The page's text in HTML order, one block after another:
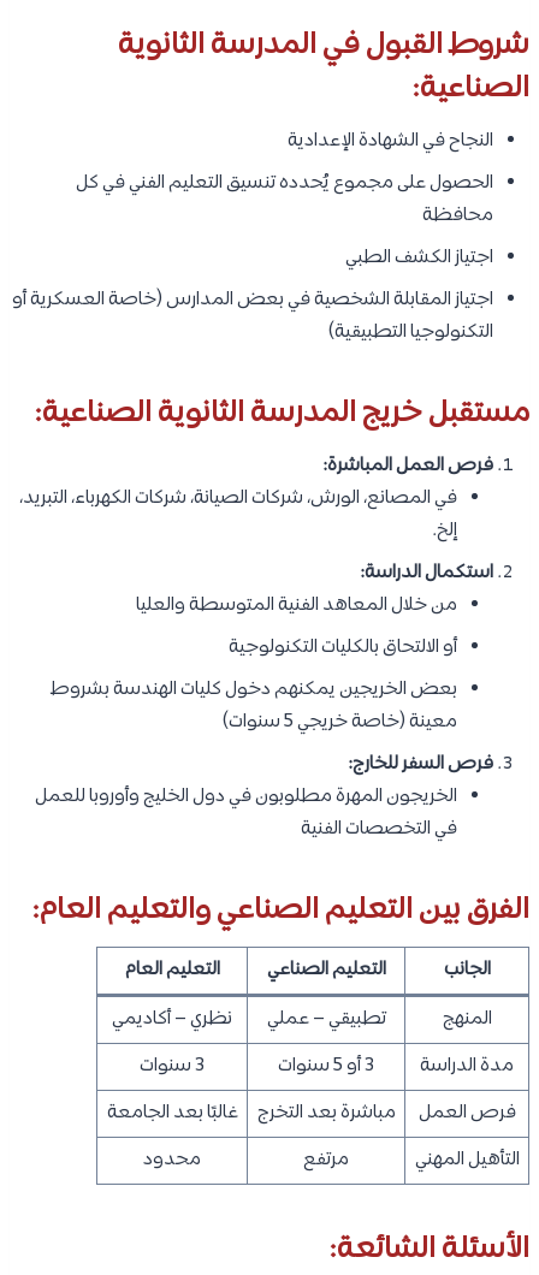
شروط القبول في المدرسة الثانوية
الصناعية:
النجاح في الشهادة الإعدادية
الحصول على مجموع يُحدده تنسيق التعليم الفني في كل
محافظة
اجتياز الكشف الطبي
اجتياز المقابلة الشخصية في بعض المدارس (خاصة العسكرية أو
التكنولوجيا التطبيقية)
مستقبل خريج المدرسة الثانوية الصناعية:
فرص العمل المباشرة:
في المصانع، الورش، شركات الصيانة، شركات الكهرباء، التبريد،
إلخ.
استكمال الدراسة:
من خلال المعاهد الفنية المتوسطة والعليا
أو الالتحاق بالكليات التكنولوجية
بعض الخريجين يمكنهم دخول كليات الهندسة بشروط
معينة (خاصة خريجي 5 سنوات)
فرص السفر للخارج:
الخريجون المهرة مطلوبون في دول الخليج وأوروبا للعمل
في التخصصات الفنية
الفرق بين التعليم الصناعي والتعليم العام:
الجانب التعليم الصناعي
التعليم العام
المنهج
تطبيقي – عملي
نظري – أكاديمي
مدة الدراسة
3 أو 5 سنوات
3 سنوات
فرص العمل
مباشرة بعد التخرج
غالبًا بعد الجامعة
التأهيل المهني
مرتفع محدود
الأسئلة الشائعة: